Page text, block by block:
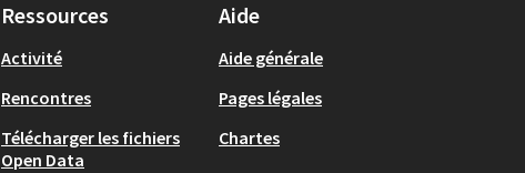
Ressources
Activité
Rencontres
Télécharger les fichiers
Open Data
Aide
Aide générale
Pages légales
Chartes